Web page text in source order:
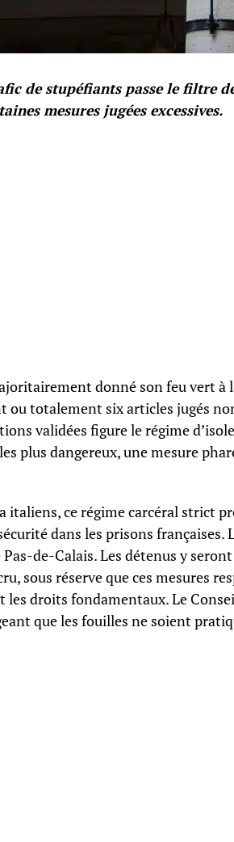
de stupéfiants passe le filtre
mesures jugées excessives.
donné son feu vert à
totalement six articles jugés
validées figure le régime
plus dangereux, une mesure
italiens, ce régime carcéral strict
dans les prisons
de-Calais. Les détenus y
sous réserve que ces mesures
droits fondamentaux. Le
que les fouilles ne soient